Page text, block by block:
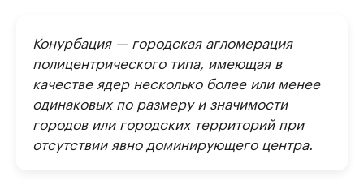
Конурбация — городская агломерация
полицентрического типа, имеющая в
качестве ядер несколько более или менее
одинаковых по размеру и значимости
городов или городских территорий при
отсутствии явно доминирующего центра.